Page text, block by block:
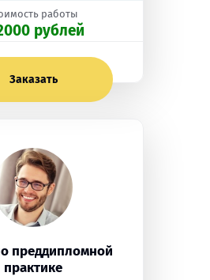
работы
рублей
Заказать
преддипломной
практике